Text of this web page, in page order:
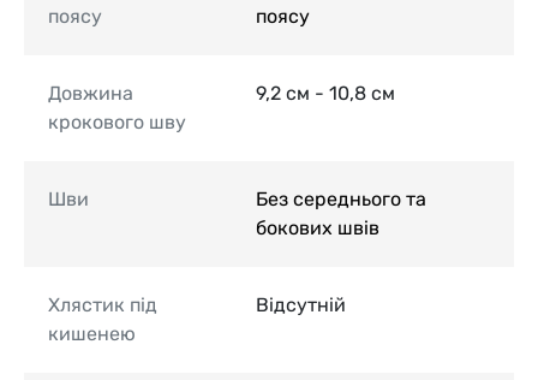
поясу
поясу
Довжина
крокового шву
9,2 см - 10,8 см
Шви
Без середнього та
бокових швів
Хлястик під
кишенею
Відсутній